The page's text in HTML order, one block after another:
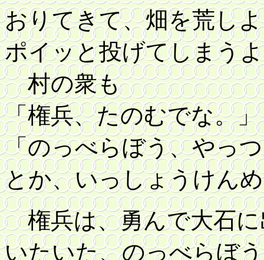
おりてきて、畑を荒し
ポイッと投げてしまう
村の衆も
「権兵、たのむでな。」
「のっべらぼう、やっ
とか、いっしょうけん
権兵は、勇んで大石に
いたいた、のっべらぼ